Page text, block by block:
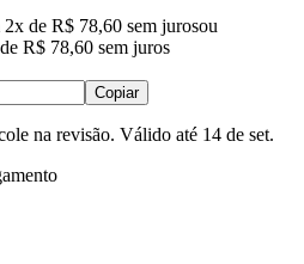
de R$ 78,60 sem jurosou
R$ 78,60 sem juros
Copiar
na revisão. Válido até 14 de set.